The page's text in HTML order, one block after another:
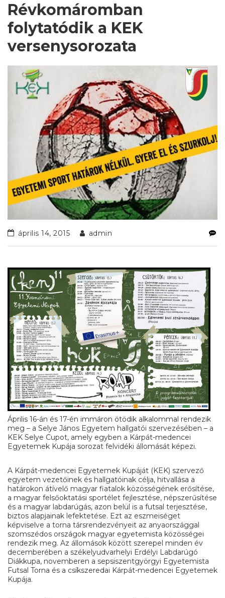
Révkomáromban
folytatódik a KEK
versenysorozata
április 14, 2015 admin
Április 16-án és 17-én immáron ötödik alkalommal rendezik
meg – a Selye János Egyetem hallgatói szervezésében – a
KEK Selye Cupot, amely egyben a Kárpát-medencei
Egyetemek Kupája sorozat felvidéki állomását képezi.
A Kárpát-medencei Egyetemek Kupáját (KEK) szervező
egyetem vezetőinek és hallgatóinak célja, hitvallása a
határokon átívelő magyar fiatalok közösségének erősítése,
a magyar felsőoktatási sportélet fejlesztése, népszerűsítése
és a magyar labdarúgás, azon belül is a futsal terjesztése,
biztos alapjainak lefektetése. Ezt az eszmeiséget
képviselve a torna társrendezvényeit az anyaországgal
szomszédos országok magyar egyetemista közösségei
rendezik meg. Az állomások között szerepel minden év
decemberében a székelyudvarhelyi Erdélyi Labdarúgó
Diákkupa, novemberen a sepsiszentgyörgyi Egyetemista
Futsal Torna és a csíkszeredai Kárpát-medencei Egyetemek
Kupája.